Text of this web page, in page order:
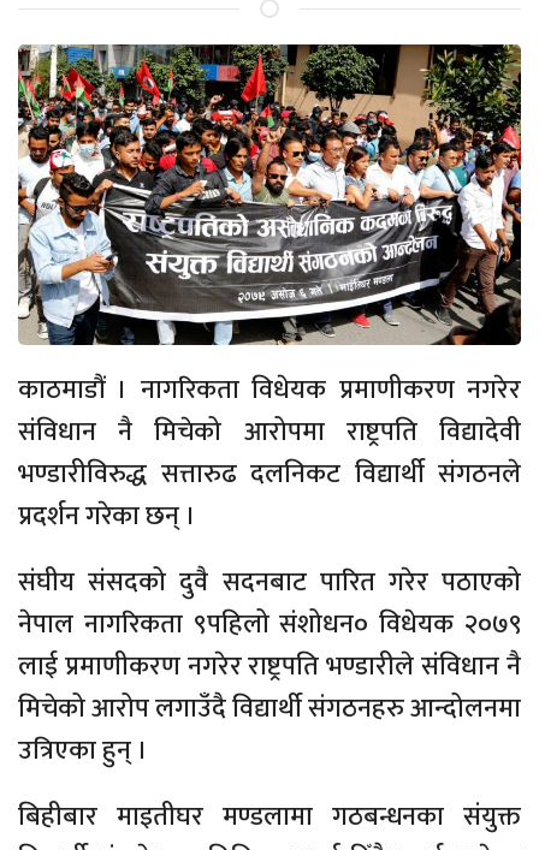
काठमाडौं । नागरिकता विधेयक प्रमाणीकरण नगरेर
संविधान नै मिचेको आरोपमा राष्ट्रपति विद्यादेवी
भण्डारीविरुद्ध सत्तारुढ दलनिकट विद्यार्थी संगठनले
प्रदर्शन गरेका छन् ।
संघीय संसदको दुवै सदनबाट पारित गरेर पठाएको
नेपाल नागरिकता ९पहिलो संशोधन० विधेयक २०७९
लाई प्रमाणीकरण नगरेर राष्ट्रपति भण्डारीले संविधान नै
मिचेको आरोप लगाउँदै विद्यार्थी संगठनहरु आन्दोलनमा
उत्रिएका हुन् ।
बिहीबार माइतीघर मण्डलामा गठबन्धनका संयुक्त